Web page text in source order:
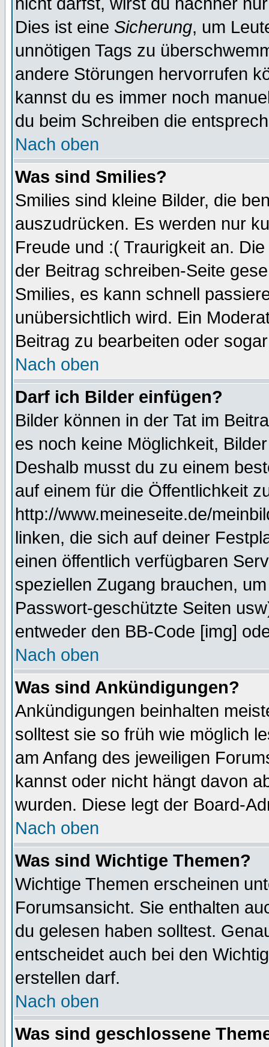
Dies ist eine Sicherung, um
unnötigen Tags zu
andere Störungen hervorrufen
kannst du es immer noch
du beim Schreiben die
Nach oben
Was sind Smilies?
Smilies sind kleine Bilder, die
auszudrücken. Es werden nur
Freude und :( Traurigkeit an.
der Beitrag schreiben-Seite
Smilies, es kann schnell
unübersichtlich wird. Ein
Beitrag zu bearbeiten oder
Nach oben
Darf ich Bilder einfügen?
Bilder können in der Tat im
es noch keine Möglichkeit,
Deshalb musst du zu einem
auf einem für die Öffentlichkeit
http://www.meineseite.de/
linken, die sich auf deiner
einen öffentlich verfügbaren
speziellen Zugang brauchen,
Passwort-geschützte Seiten
entweder den BB-Code [img]
Nach oben
Was sind Ankündigungen?
Ankündigungen beinhalten
solltest sie so früh wie möglich
am Anfang des jeweiligen
kannst oder nicht hängt davon
wurden. Diese legt der Board-
Nach oben
Was sind Wichtige Themen?
Wichtige Themen erscheinen
Forumsansicht. Sie enthalten
du gelesen haben solltest.
entscheidet auch bei den
erstellen darf.
Nach oben
Was sind geschlossene